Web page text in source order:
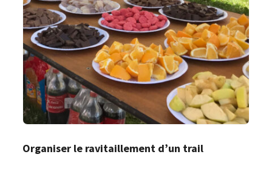
Organiser le ravitaillement d’un trail